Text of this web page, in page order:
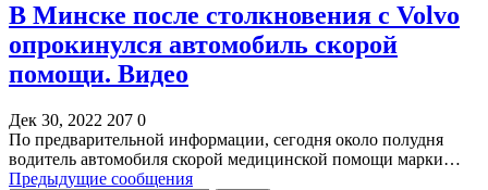
В Минске после столкновения с Volvo
опрокинулся автомобиль скорой
помощи. Видео
Дек 30, 2022 207 0
По предварительной информации, сегодня около полудня
водитель автомобиля скорой медицинской помощи марки…
Предыдущие сообщения